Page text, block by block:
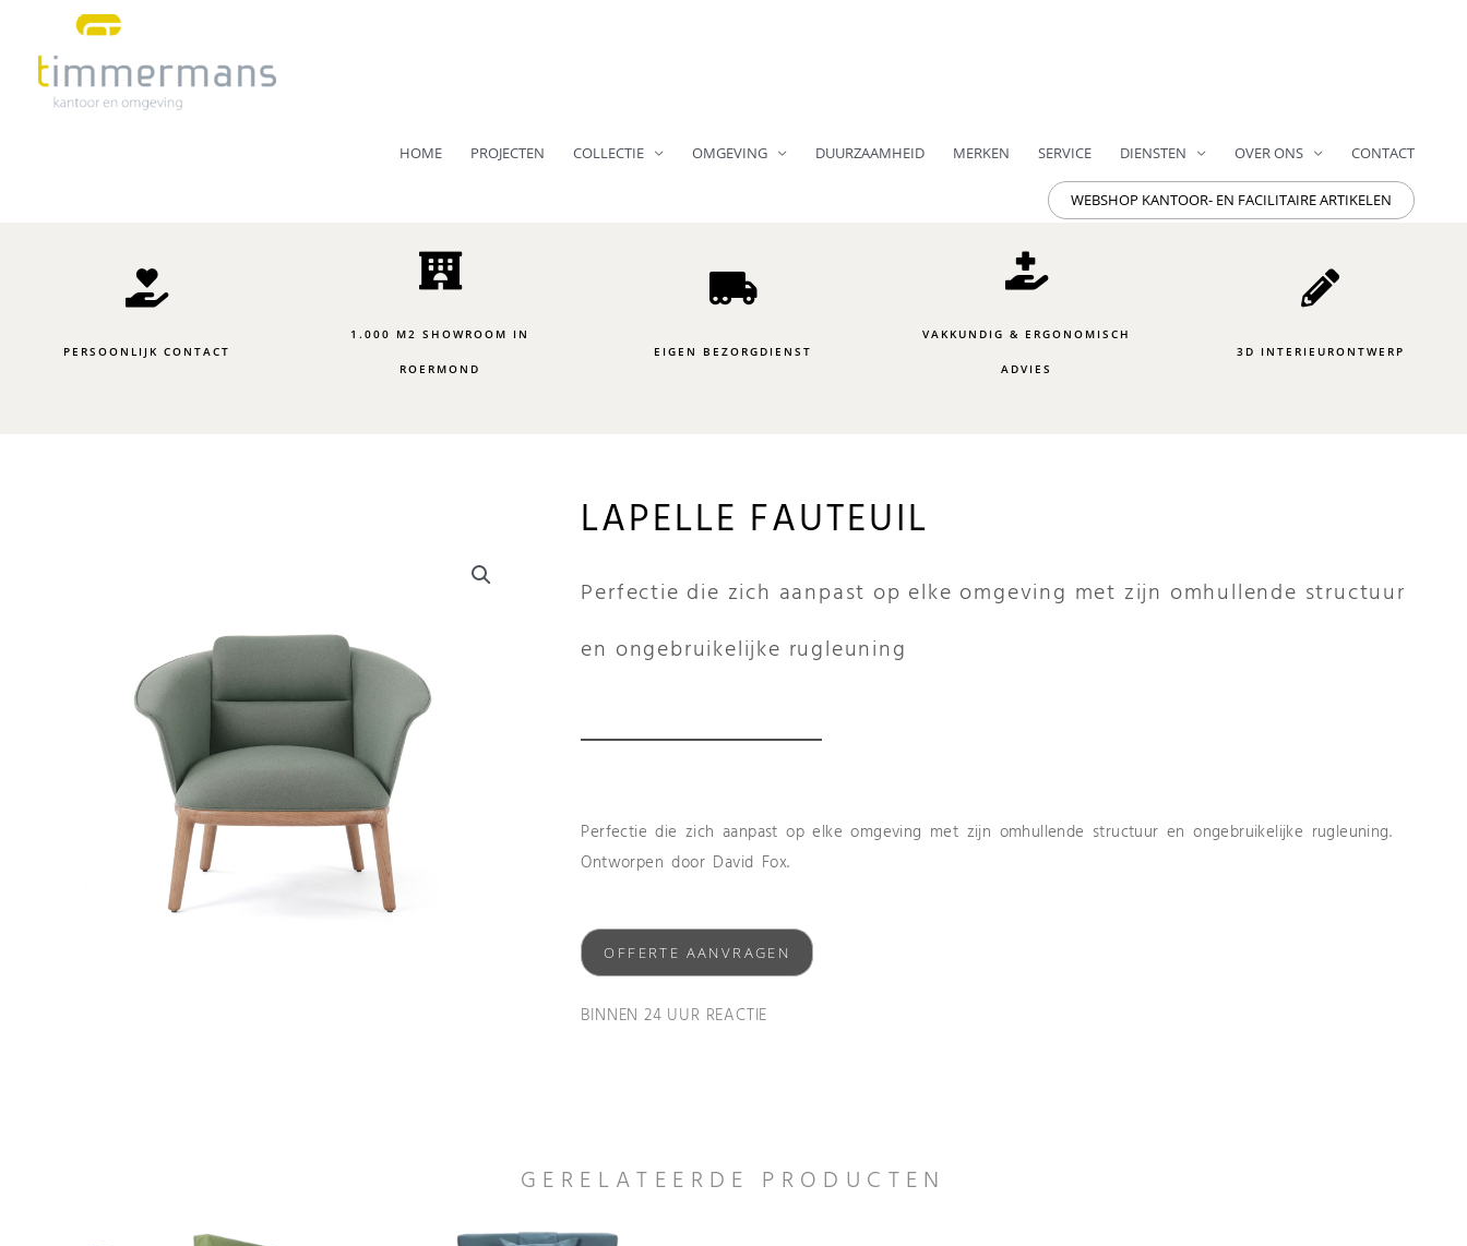
inhoud
HOME PROJECTEN COLLECTIE OMGEVING DUURZAAMHEID MERKEN SERVICE DIENSTEN OVER ONS CONTACT
WEBSHOP KANTOOR- EN FACILITAIRE ARTIKELEN
PERSOONLIJK CONTACT
1.000 M2 SHOWROOM IN
ROERMOND
EIGEN BEZORGDIENST
VAKKUNDIG & ERGONOMISCH
ADVIES
3D INTERIEURONTWERP
LAPELLE FAUTEUIL
Perfectie die zich aanpast op elke omgeving met zijn omhullende structuur
en ongebruikelijke rugleuning
Perfectie die zich aanpast op elke omgeving met zijn omhullende structuur en ongebruikelijke rugleuning.
Ontworpen door David Fox.
OFFERTE AANVRAGEN
BINNEN 24 UUR REACTIE
GERELATEERDE PRODUCTEN